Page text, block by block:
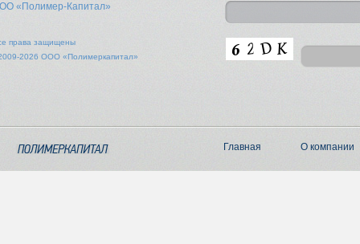
«Полимер-Капитал»
права защищены
2026 ООО «Полимеркапитал»
Главная О компании